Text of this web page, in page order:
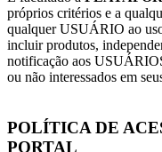
próprios critérios e a
qualquer USUÁRIO ao
incluir produtos,
notificação aos
ou não interessados em
POLÍTICA DE
PORTAL